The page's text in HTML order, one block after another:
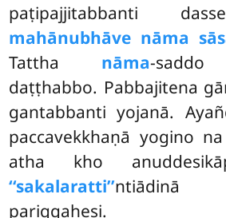
paṭipajjitabbanti
mahānubhāve nāma
Tattha nāma-saddo
daṭṭhabbo. Pabbajitena
gantabbanti yojanā.
paccavekkhaṇā yogino
atha kho
‘‘sakalaratti’’ntiādinā